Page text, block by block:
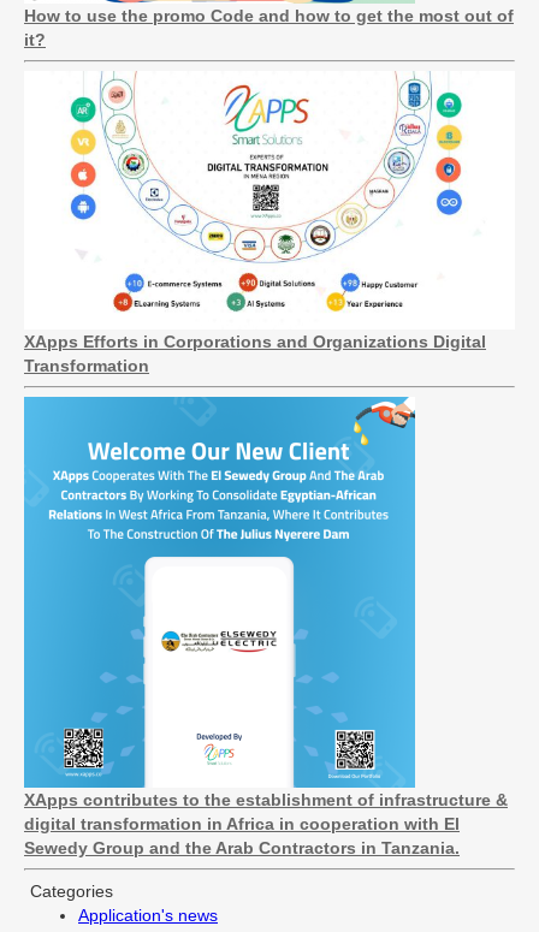
How to use the promo Code and how to get the most out of
it?
XApps Efforts in Corporations and Organizations Digital
Transformation
XApps contributes to the establishment of infrastructure &
digital transformation in Africa in cooperation with El
Sewedy Group and the Arab Contractors in Tanzania.
Categories
Application's news